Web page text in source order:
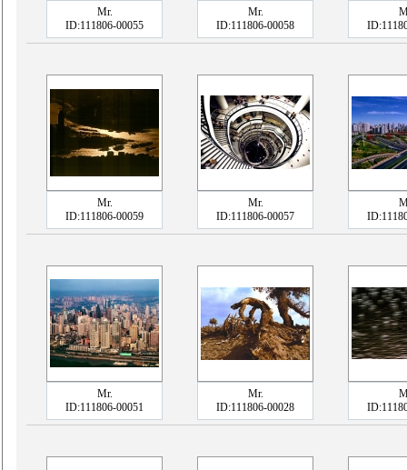
Mr.
ID:111806-00055
Mr.
ID:111806-00058
Mr.
ID:111806-00059
Mr.
ID:111806-00057
Mr.
ID:111806-00051
Mr.
ID:111806-00028